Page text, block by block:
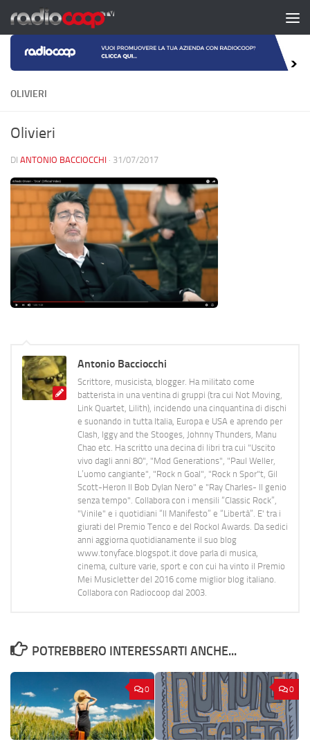
Salta al contenuto
OLIVIERI
Olivieri
DI ANTONIO BACCIOCCHI · 31/07/2017
Antonio Bacciocchi
Scrittore, musicista, blogger. Ha militato come
batterista in una ventina di gruppi (tra cui Not Moving,
Link Quartet, Lilith), incidendo una cinquantina di dischi
e suonando in tutta Italia, Europa e USA e aprendo per
Clash, Iggy and the Stooges, Johnny Thunders, Manu
Chao etc. Ha scritto una decina di libri tra cui "Uscito
vivo dagli anni 80", "Mod Generations", "Paul Weller,
L’uomo cangiante", "Rock n Goal", "Rock n Spor"t, Gil
Scott-Heron Il Bob Dylan Nero" e "Ray Charles- Il genio
senza tempo". Collabora con i mensili “Classic Rock”,
"Vinile" e i quotidiani “Il Manifesto” e “Libertà”. E' tra i
giurati del Premio Tenco e del Rockol Awards. Da sedici
anni aggiorna quotidianamente il suo blog
www.tonyface.blogspot.it dove parla di musica,
cinema, culture varie, sport e con cui ha vinto il Premio
Mei Musicletter del 2016 come miglior blog italiano.
Collabora con Radiocoop dal 2003.
POTREBBERO INTERESSARTI ANCHE...
0 0